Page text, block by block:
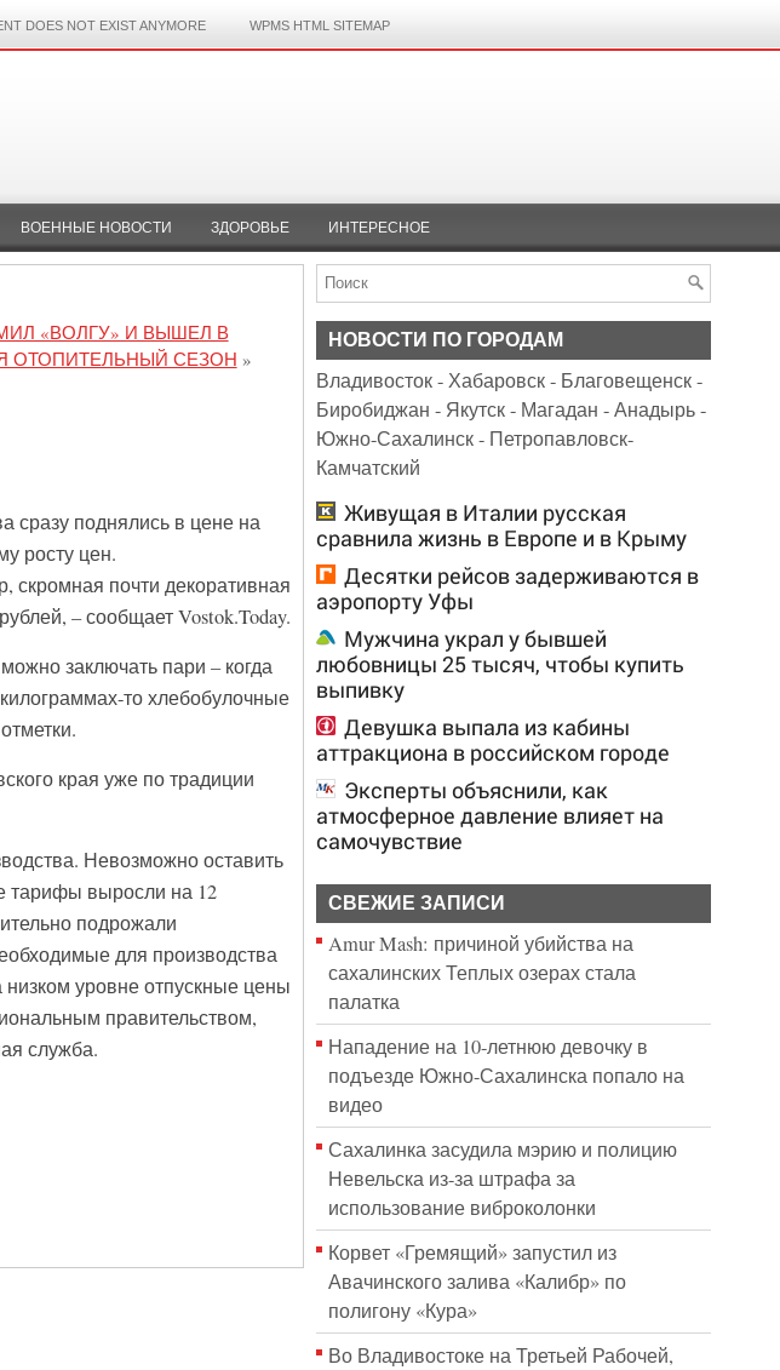
DOES NOT EXIST ANYMORE WPMS HTML SITEMAP
ВОЕННЫЕ НОВОСТИ ЗДОРОВЬЕ ИНТЕРЕСНОЕ
«ВОЛГУ» И ВЫШЕЛ В
ОТОПИТЕЛЬНЫЙ СЕЗОН »
сразу поднялись в цене на
росту цен.
почти декоративная
– сообщает Vostok.Today.
заключать пари – когда
то хлебобулочные
края уже по традиции
Невозможно оставить
тарифы выросли на 12
подрожали
для производства
уровне отпускные цены
правительством,
служба.
НОВОСТИ ПО ГОРОДАМ
Владивосток-Хабаровск- Благовещенск-
Биробиджан - Якутск- Магадан -Анадырь-
Южно-Сахалинск- Петропавловск-
Камчатский
Живущая в Италии русская
сравнила жизнь в Европе и в Крыму
Десятки рейсов задерживаются в
аэропорту Уфы
Мужчина украл у бывшей
любовницы 25 тысяч, чтобы купить
выпивку
Девушка выпала из кабины
аттракциона в российском городе
Эксперты объяснили, как
атмосферное давление влияет на
самочувствие
СВЕЖИЕ ЗАПИСИ
Amur Mash: причиной убийства на
сахалинских Теплых озерах стала
палатка
Нападение на 10-летнюю девочку в
подъезде Южно-Сахалинска попало на
видео
Сахалинка засудила мэрию и полицию
Невельска из-за штрафа за
использование виброколонки
Корвет «Гремящий» запустил из
Авачинского залива «Калибр» по
полигону «Кура»
Во Владивостоке на Третьей Рабочей,